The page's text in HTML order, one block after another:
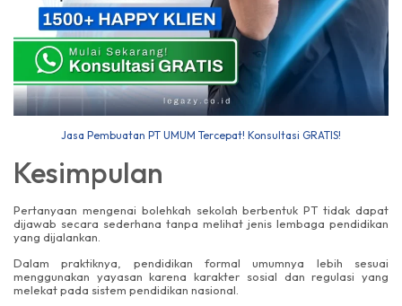
Jasa Pembuatan PT UMUM Tercepat! Konsultasi GRATIS!
Kesimpulan
Pertanyaan mengenai bolehkah sekolah berbentuk PT tidak dapat
dijawab secara sederhana tanpa melihat jenis lembaga pendidikan
yang dijalankan.
Dalam praktiknya, pendidikan formal umumnya lebih sesuai
menggunakan yayasan karena karakter sosial dan regulasi yang
melekat pada sistem pendidikan nasional.